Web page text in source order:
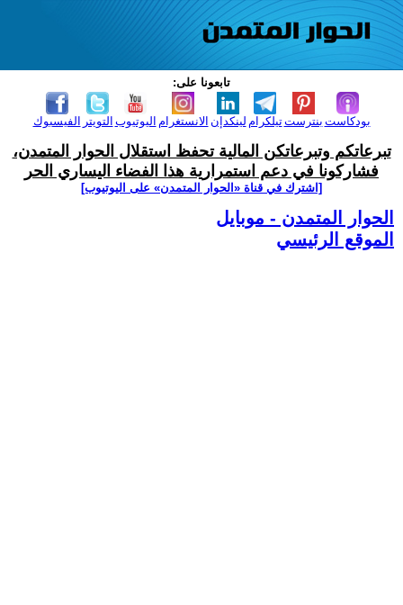
تابعونا على:
الفيسبوك التويتر اليوتيوب الانستغرام لينكدإن تيلكرامبنترست بودكاست
تبرعاتكم وتبرعاتكن المالية تحفظ استقلال الحوار المتمدن،
فشاركونا في دعم استمرارية هذا الفضاء اليساري الحر
[اشترك في قناة ‫«الحوار المتمدن» على اليوتيوب]
الحوار المتمدن - موبايل
الموقع الرئيسي